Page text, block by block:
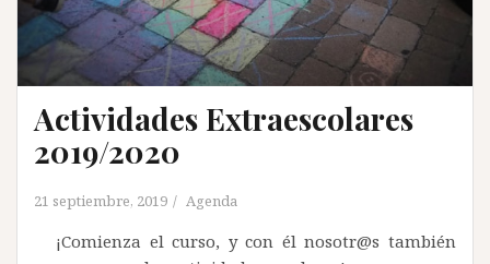
Actividades Extraescolares
2019/2020
21 septiembre, 2019 Agenda
¡Comienza el curso, y con él nosotr@s también